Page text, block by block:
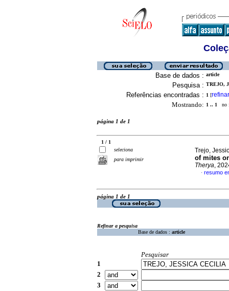
Base de dados : article
Pesquisa : TREJO,
Referências encontradas : 1 [refinar
Mostrando: 1 .. 1 no
página 1 de 1
1 / 1
seleciona
para imprimir
Trejo,
of mites
Therya,
· resumo
página 1 de 1
Refinar a pesquisa
Base de dados : article
Pesquisar
1
2
3